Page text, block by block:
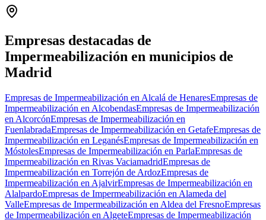
−
Empresas destacadas de
Impermeabilización en municipios de
Madrid
Empresas de Impermeabilización en Alcalá de HenaresEmpresas de
Impermeabilización en AlcobendasEmpresas de Impermeabilización
en AlcorcónEmpresas de Impermeabilización en
FuenlabradaEmpresas de Impermeabilización en GetafeEmpresas de
Impermeabilización en LeganésEmpresas de Impermeabilización en
MóstolesEmpresas de Impermeabilización en ParlaEmpresas de
Impermeabilización en Rivas VaciamadridEmpresas de
Impermeabilización en Torrejón de ArdozEmpresas de
Impermeabilización en AjalvirEmpresas de Impermeabilización en
AlalpardoEmpresas de Impermeabilización en Alameda del
ValleEmpresas de Impermeabilización en Aldea del FresnoEmpresas
de Impermeabilización en AlgeteEmpresas de Impermeabilización